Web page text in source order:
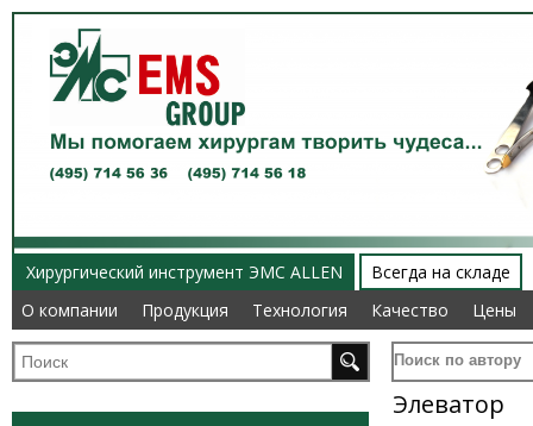
Хирургический инструмент ЭМС ALLEN
О компании
Продукция Технология Качество Цены
Всегда на складе
О компании
Продукция Технология Качество Цены
Поиск по автору
Элеватор